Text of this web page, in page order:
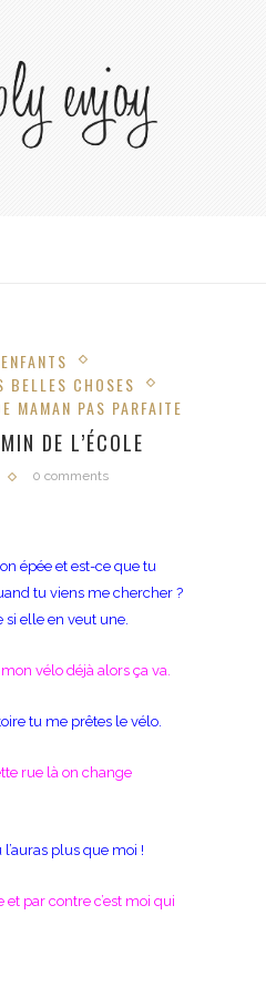
BELLES CHOSES
MAMAN PAS PARFAITE
DE L’ÉCOLE
0 comments
épée et est-ce que tu
tu viens me chercher ?
elle en veut une.
vélo déjà alors ça va.
tu me prêtes le vélo.
rue là on change
plus que moi !
par contre c’est moi qui